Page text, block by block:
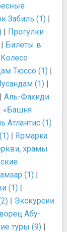
Забиль (1) |
| Прогулки
| Билеты в
Колесо
Тюссо (1) |
(1) |
| Аль-Фахиди
«Башня
Атлантис (1)
| Ярмарка
храмы
(1) |
(1) |
| Экскурсии
Абу-
туры (9) |